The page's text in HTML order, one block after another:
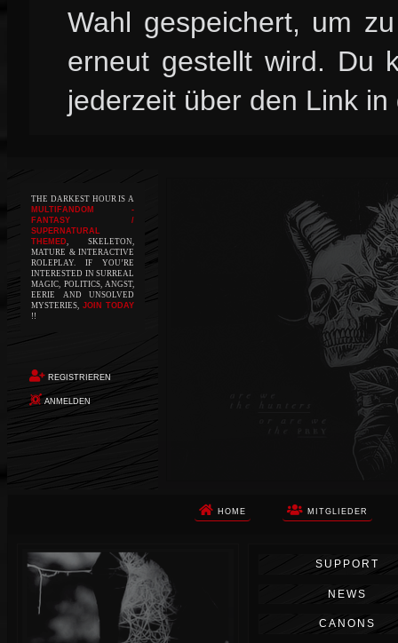
Wahl gespeichert, um
erneut gestellt wird. Du
jederzeit über den Link
THE DARKEST HOUR IS A
MULTIFANDOM -
FANTASY /
SUPERNATURAL
THEMED, SKELETON,
MATURE & INTERACTIVE
ROLEPLAY. IF YOU’RE
INTERESTED IN SURREAL
MAGIC, POLITICS, ANGST,
EERIE AND UNSOLVED
MYSTERIES, JOIN TODAY
!!
REGISTRIEREN
ANMELDEN
HOME MITGLIEDER
Die Apokalypse. Das ist das Wort,
das Ihnen in den Sinn kommt, als
Sie auf dem Boden aufwachen, Ihr
Körper schmerzt und Ihr Geist
wird von alptraumhaften
Erinnerungen überflutet. Vor
SUPPORT
NEWS
CANONS